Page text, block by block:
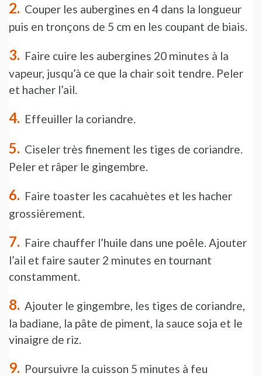
Couper les aubergines en 4 dans la longueur
puis en tronçons de 5 cm en les coupant de biais.
Faire cuire les aubergines 20 minutes à la
vapeur, jusqu’à ce que la chair soit tendre. Peler
et hacher l’ail.
Effeuiller la coriandre.
Ciseler très finement les tiges de coriandre.
Peler et râper le gingembre.
Faire toaster les cacahuètes et les hacher
grossièrement.
Faire chauffer l’huile dans une poêle. Ajouter
l’ail et faire sauter 2 minutes en tournant
constamment.
Ajouter le gingembre, les tiges de coriandre,
la badiane, la pâte de piment, la sauce soja et le
vinaigre de riz.
Poursuivre la cuisson 5 minutes à feu